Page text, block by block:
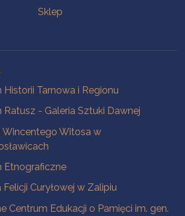
Sklep
Historii Tarnowa i Regionu
Ratusz - Galeria Sztuki Dawnej
Wincentego Witosa w
Etnograficzne
Curyłowej w Zalipiu
Centrum Edukacji o Pamięci im. gen.